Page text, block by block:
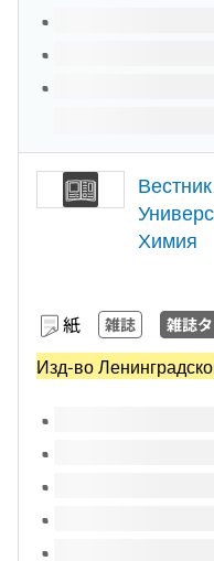
Химия
紙 雑誌 雑誌
Изд-во
このタイトルの巻号